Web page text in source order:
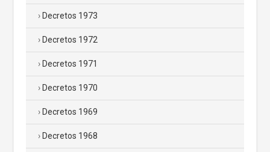
Decretos 1973
Decretos 1972
Decretos 1971
Decretos 1970
Decretos 1969
Decretos 1968